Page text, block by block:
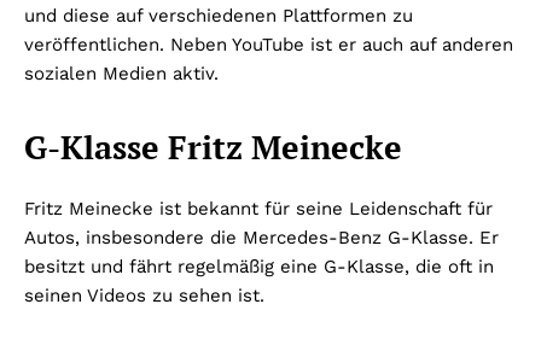
und diese auf verschiedenen Plattformen zu
veröffentlichen. Neben YouTube ist er auch auf anderen
sozialen Medien aktiv.
G-Klasse Fritz Meinecke
Fritz Meinecke ist bekannt für seine Leidenschaft für
Autos, insbesondere die Mercedes-Benz G-Klasse. Er
besitzt und fährt regelmäßig eine G-Klasse, die oft in
seinen Videos zu sehen ist.